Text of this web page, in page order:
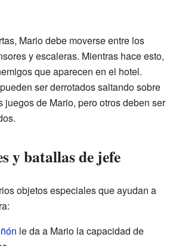
Mario debe moverse entre los
y escaleras. Mientras hace esto,
que aparecen en el hotel.
ser derrotados saltando sobre
juegos de Mario, pero otros deben ser
y batallas de jefe
objetos especiales que ayudan a
le da a Mario la capacidad de